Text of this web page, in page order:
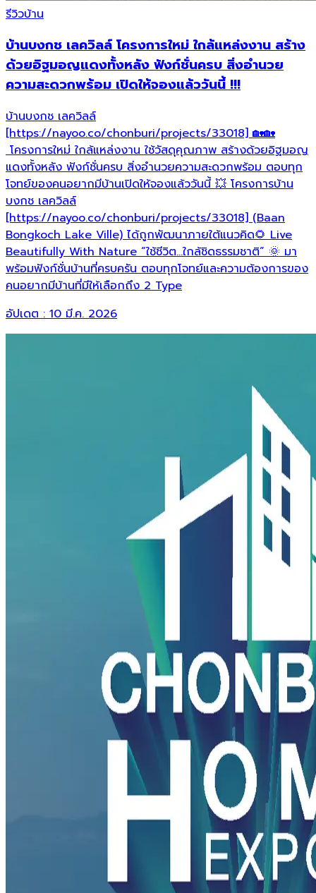
รีวิวบ้าน
บ้านบงกช เลควิลล์ โครงการใหม่ ใกล้แหล่งงาน สร้าง
ด้วยอิฐมอญแดงทั้งหลัง ฟังก์ชั่นครบ สิ่งอำนวย
ความสะดวกพร้อม เปิดให้จองแล้ววันนี้ !!!
บ้านบงกช เลควิลล์
[https://nayoo.co/chonburi/projects/33018] 🏡🏡
โครงการใหม่ ใกล้แหล่งงาน ใช้วัสดุคุณภาพ สร้างด้วยอิฐมอญ
แดงทั้งหลัง ฟังก์ชั่นครบ สิ่งอำนวยความสะดวกพร้อม ตอบทุก
โจทย์ของคนอยากมีบ้านเปิดให้จองแล้ววันนี้ 💥 โครงการบ้าน
บงกช เลควิลล์
[https://nayoo.co/chonburi/projects/33018] (Baan
Bongkoch Lake Ville) ได้ถูกพัฒนาภายใต้แนวคิด🌻 Live
Beautifully With Nature “ใช้ชีวิต…ใกล้ชิดธรรมชาติ” 🌞 มา
พร้อมฟังก์ชั่นบ้านที่ครบครัน ตอบทุกโจทย์และความต้องการของ
คนอยากมีบ้านที่มีให้เลือกถึง 2 Type
อัปเดต :10 มี.ค. 2026